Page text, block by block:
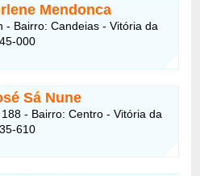
Mendonca
- Bairro: Candeias - Vitória da
000
Sá Nune
- Bairro: Centro - Vitória da
610